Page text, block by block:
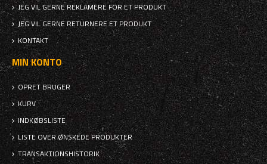
JEG VIL GERNE REKLAMERE FOR ET PRODUKT
JEG VIL GERNE RETURNERE ET PRODUKT
KONTAKT
MIN KONTO
OPRET BRUGER
KURV
INDKØBSLISTE
LISTE OVER ØNSKEDE PRODUKTER
TRANSAKTIONSHISTORIK